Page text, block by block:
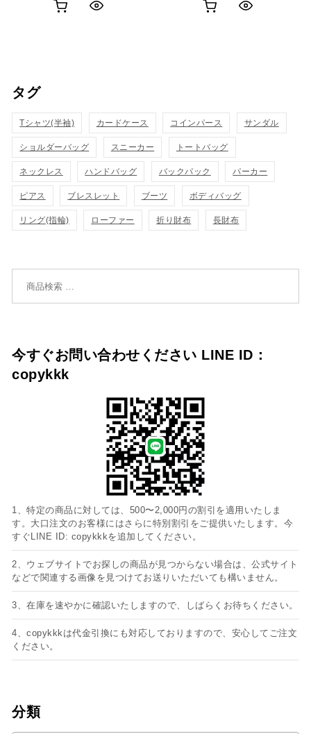
タグ
Tシャツ(半袖) カードケース コインパース サンダル
ショルダーバッグ スニーカー トートバッグ
ネックレス ハンドバッグ バックパック パーカー
ピアス ブレスレット ブーツ ボディバッグ
リング(指輪) ローファー 折り財布 長財布
今すぐお問い合わせください LINE ID：
copykkk
1、特定の商品に対しては、500〜2,000円の割引を適用いたしま
す。大口注文のお客様にはさらに特別割引をご提供いたします。今
すぐLINE ID: copykkkを追加してください。
2、ウェブサイトでお探しの商品が見つからない場合は、公式サイト
などで関連する画像を見つけてお送りいただいても構いません。
3、在庫を速やかに確認いたしますので、しばらくお待ちください。
4、copykkkは代金引換にも対応しておりますので、安心してご注文
ください。
分類